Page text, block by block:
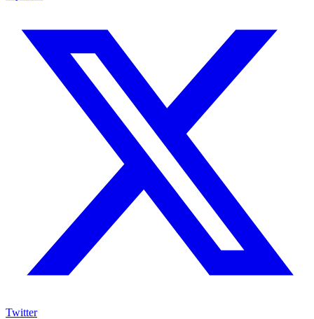
Twitter